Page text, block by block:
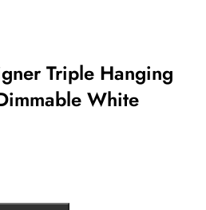
Triple Hanging
White